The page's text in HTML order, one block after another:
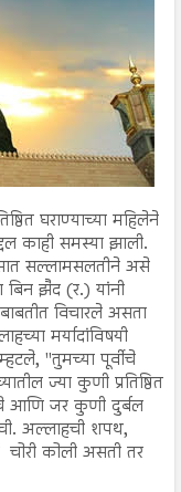
घराण्याच्या महिलेने
काही समस्या झाली.
सल्लामसलतीने असे
बिन झैद (र.) यांनी
विचारले असता
मर्यादांविषयी
"तुमच्या पूर्वीचे
ज्या कुणी प्रतिष्ठित
आणि जर कुणी दुर्बल
अल्लाहची शपथ,
कोली असती तर